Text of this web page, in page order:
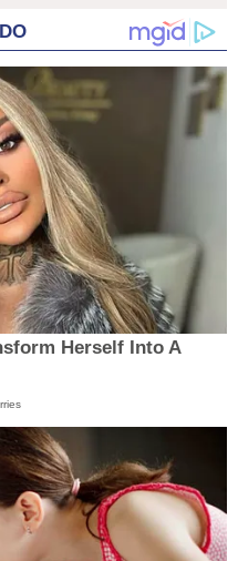
Herself Into A